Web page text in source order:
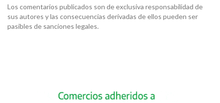
Los comentarios publicados son de exclusiva responsabilidad de
sus autores y las consecuencias derivadas de ellos pueden ser
pasibles de sanciones legales.